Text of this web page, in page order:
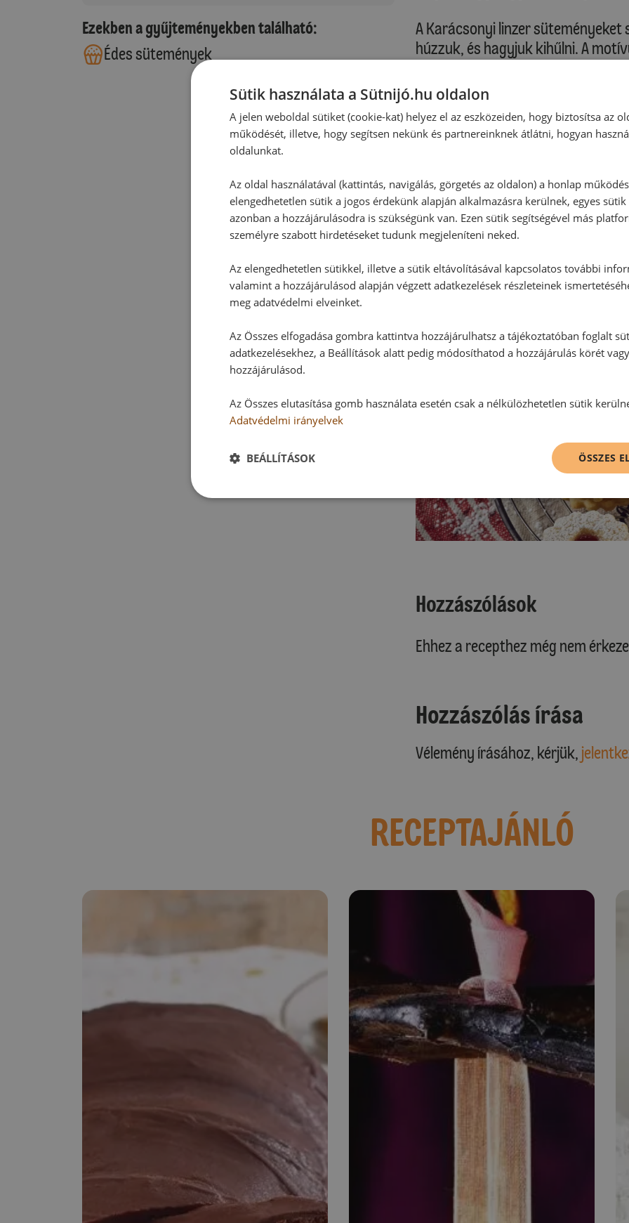
Ezekben a gyűjteményekben található:
Édes sütemények
A Karácsonyi linzer
húzzuk, és hagyjuk kihűlni. A
porcukorral megszórjuk. A zselét
átnyomkodjuk, és a motívum
Karácsonyi linzer süteményeket
Tippek:
Ha a tészta ragad, fóliába
tesszük.
Jól záró dobozban, papírral
2 hétig tárolható.
Bármilyen más lekvárral, zselével
Hozzászólások
Ehhez a recepthez még nem
Hozzászólás írása
Vélemény írásához, kérjük,
RECEPTAJÁNLÓ
Sütik használata a Sütnijó.hu oldalon
A jelen weboldal sütiket (cookie-kat) helyez el az eszközeiden, hogy biztosítsa az
működését, illetve, hogy segítsen nekünk és partnereinknek átlátni, hogyan
oldalunkat.
Az oldal használatával (kattintás, navigálás, görgetés az oldalon) a honlap
elengedhetetlen sütik a jogos érdekünk alapján alkalmazásra kerülnek, egyes
azonban a hozzájárulásodra is szükségünk van. Ezen sütik segítségével más
személyre szabott hirdetéseket tudunk megjeleníteni neked.
Az elengedhetetlen sütikkel, illetve a sütik eltávolításával kapcsolatos további
valamint a hozzájárulásod alapján végzett adatkezelések részleteinek
meg adatvédelmi elveinket.
Az Összes elfogadása gombra kattintva hozzájárulhatsz a tájékoztatóban foglalt
adatkezelésekhez, a Beállítások alatt pedig módosíthatod a hozzájárulás körét
hozzájárulásod.
Az Összes elutasítása gomb használata esetén csak a nélkülözhetetlen sütik
Adatvédelmi irányelvek
ÖSSZES
BEÁLLÍTÁSOK